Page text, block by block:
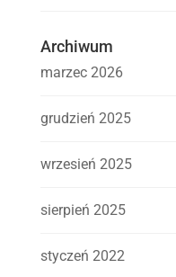
Archiwum
marzec 2026
grudzień 2025
wrzesień 2025
sierpień 2025
styczeń 2022